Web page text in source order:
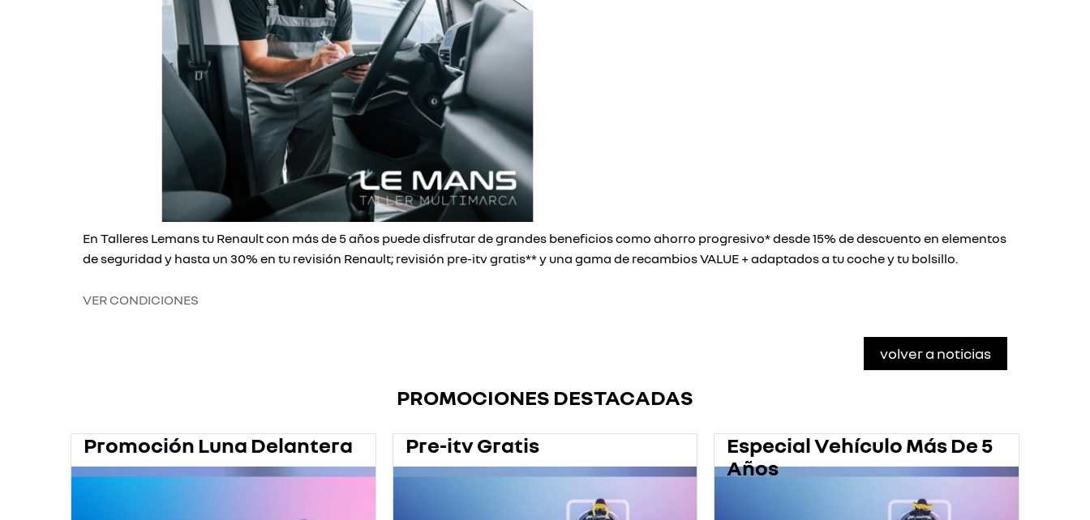
En Talleres Lemans tu Renault con más de 5 años puede disfrutar de grandes beneficios como ahorro progresivo* desde 15% de descuento en elementos
de seguridad y hasta un 30% en tu revisión Renault; revisión pre-itv gratis** y una gama de recambios VALUE + adaptados a tu coche y tu bolsillo.
VER CONDICIONES
volver a noticias
PROMOCIONES DESTACADAS
Promoción Luna Delantera
Pre-itv Gratis
Especial Vehículo Más De 5
Años